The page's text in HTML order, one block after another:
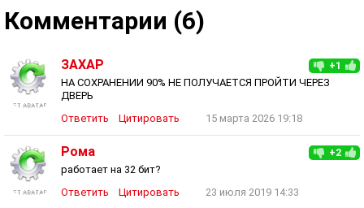
Комментарии (6)
+1
ЗАХАР
НА СОХРАНЕНИИ 90% НЕ ПОЛУЧАЕТСЯ ПРОЙТИ ЧЕРЕЗ
ДВЕРЬ
Ответить
Цитировать 15 марта 2026 19:18
+2
Рома
работает на 32 бит?
Ответить
Цитировать 23 июля 2019 14:33